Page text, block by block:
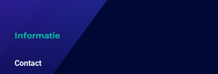
Informatie
Contact